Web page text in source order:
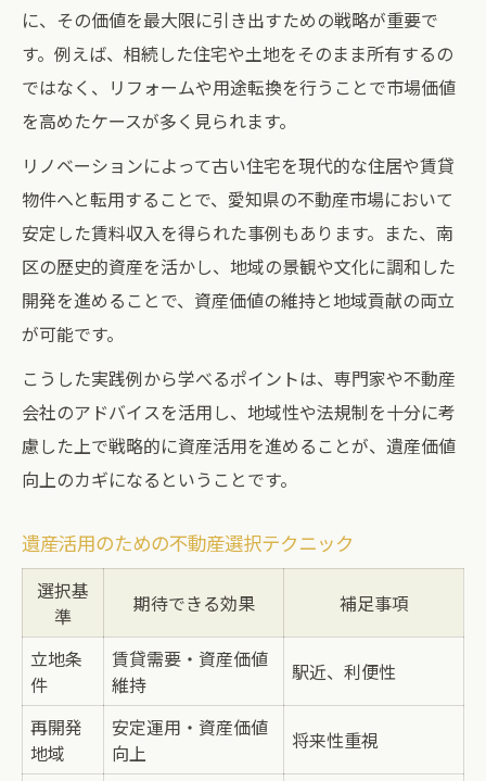
に、その価値を最大限に引き出すための戦略が重要で
す。例えば、相続した住宅や土地をそのまま所有するの
ではなく、リフォームや用途転換を行うことで市場価値
を高めたケースが多く見られます。
リノベーションによって古い住宅を現代的な住居や賃貸
物件へと転用することで、愛知県の不動産市場において
安定した賃料収入を得られた事例もあります。また、南
区の歴史的資産を活かし、地域の景観や文化に調和した
開発を進めることで、資産価値の維持と地域貢献の両立
が可能です。
こうした実践例から学べるポイントは、専門家や不動産
会社のアドバイスを活用し、地域性や法規制を十分に考
慮した上で戦略的に資産活用を進めることが、遺産価値
向上のカギになるということです。
遺産活用のための不動産選択テクニック
選択基
準
期待できる効果 補足事項
立地条
件
賃貸需要・資産価値
維持
駅近、利便性
再開発
地域
安定運用・資産価値
向上
将来性重視